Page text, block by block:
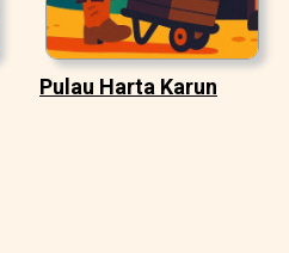
Pulau Harta Karun